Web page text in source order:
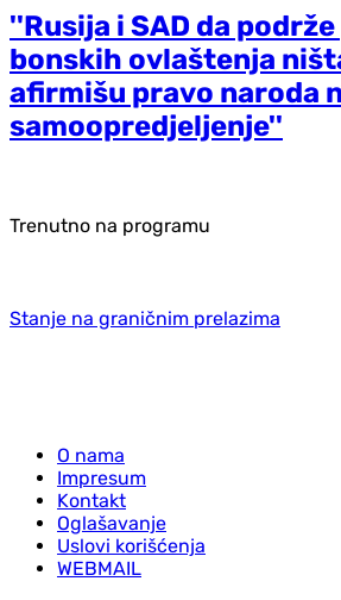
''Rusija i SAD da
bonskih ovlaštenja
afirmišu pravo naroda
samoopredjeljenje''
Trenutno na programu
Stanje na graničnim prelazima
O nama
Impresum
Kontakt
Oglašavanje
Uslovi korišćenja
WEBMAIL